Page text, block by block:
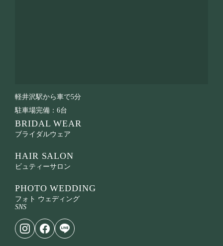
軽井沢駅から車で5分
駐車場完備：6台
BRIDAL WEAR
ブライダルウェア
HAIR SALON
ビュティーサロン
PHOTO WEDDING
フォト ウェディング
SNS